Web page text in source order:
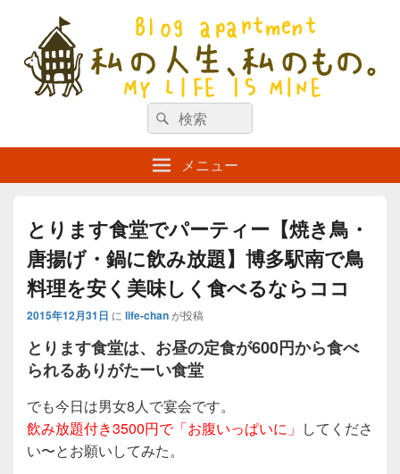
私の人生、私のもの。【新館】
検
索
対
象:
検
索
メニュー
とります食堂でパーティー【焼き鳥・
唐揚げ・鍋に飲み放題】博多駅南で鳥
料理を安く美味しく食べるならココ
2015年12月31日 に life-chanが投稿
とります食堂は、お昼の定食が600円から食べ
られるありがたーい食堂
でも今日は男女8人で宴会です。
飲み放題付き3500円で「お腹いっぱいに」 してくださ
い〜とお願いしてみた。